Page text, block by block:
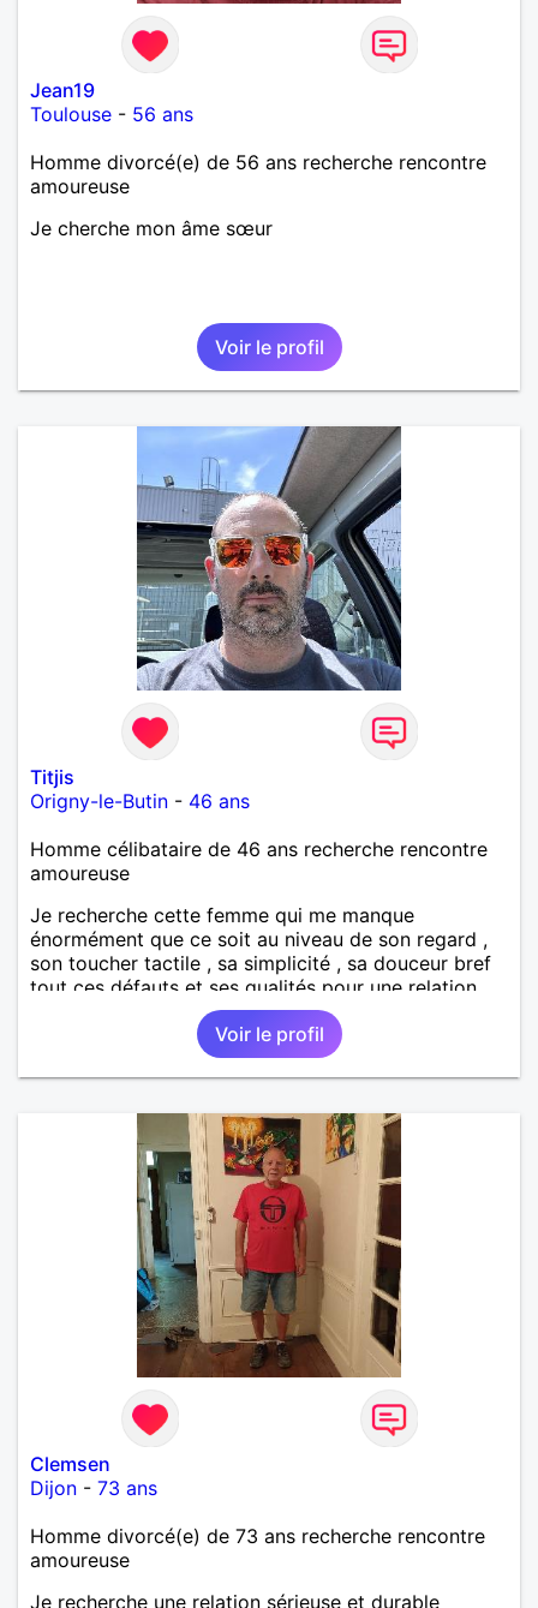
Jean19
Toulouse - 56 ans
Homme divorcé(e) de 56 ans recherche rencontre
amoureuse
Je cherche mon âme sœur
Voir le profil
Titjis
Origny-le-Butin - 46 ans
Homme célibataire de 46 ans recherche rencontre
amoureuse
Je recherche cette femme qui me manque
énormément que ce soit au niveau de son regard ,
son toucher tactile , sa simplicité , sa douceur bref
tout ces défauts et ses qualités pour une relation
Voir le profil
Clemsen
Dijon - 73 ans
Homme divorcé(e) de 73 ans recherche rencontre
amoureuse
Je recherche une relation sérieuse et durable